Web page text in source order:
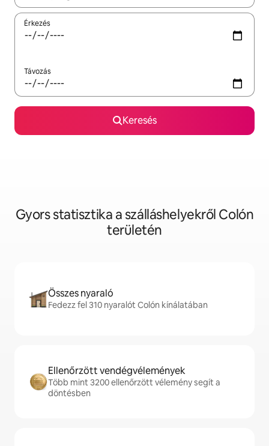
Érkezés
Távozás
Keresés
Gyors statisztika a szálláshelyekről Colón
területén
Összes nyaraló
Fedezz fel 310 nyaralót Colón kínálatában
Ellenőrzött vendégvélemények
Több mint 3200 ellenőrzött vélemény segít a
döntésben